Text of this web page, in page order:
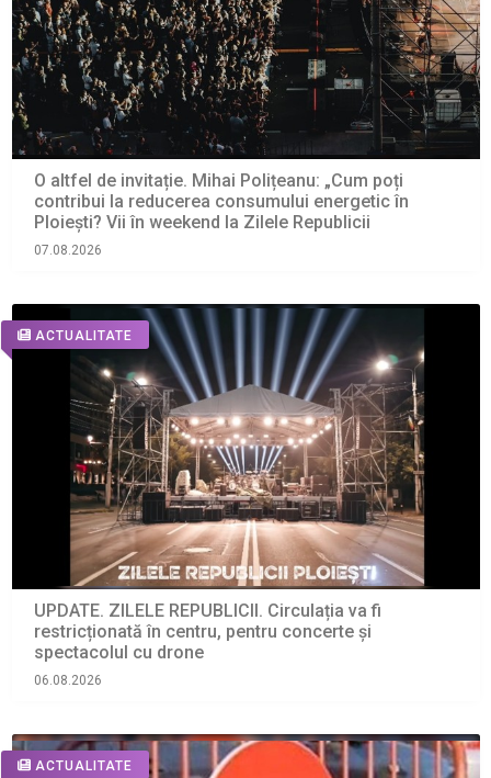
O altfel de invitație. Mihai Polițeanu: „Cum poți
contribui la reducerea consumului energetic în
Ploiești? Vii în weekend la Zilele Republicii
07.08.2026
ACTUALITATE
UPDATE. ZILELE REPUBLICII. Circulația va fi
restricționată în centru, pentru concerte și
spectacolul cu drone
06.08.2026
ACTUALITATE